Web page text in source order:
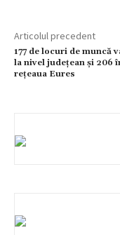
Articolul precedent
177 de locuri de muncă
la nivel județean și 206
rețeaua Eures